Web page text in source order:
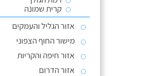
קרית שמונה
אזור הגליל והעמקים
מישור החוף הצפוני
אזור חיפה והקריות
אזור הדרום